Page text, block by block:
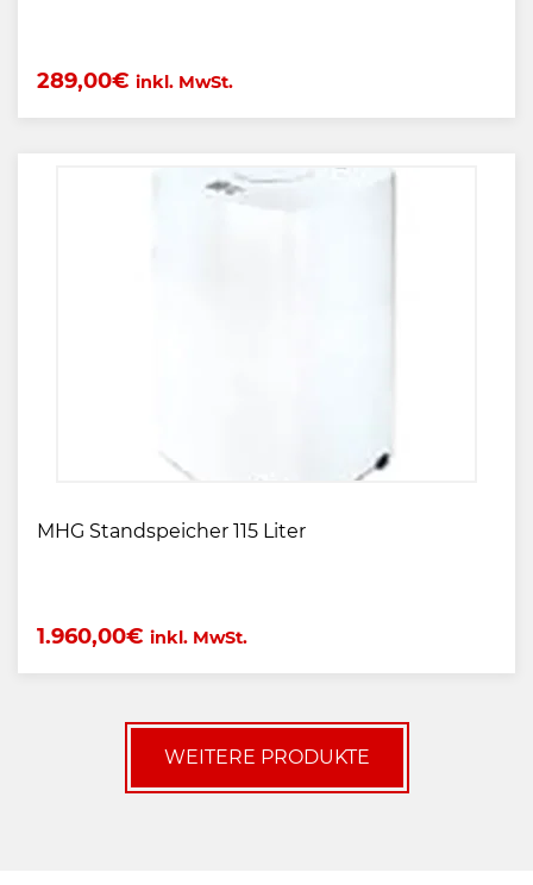
289,00€ inkl. MwSt.
MHG Standspeicher 115 Liter
1.960,00€ inkl. MwSt.
WEITERE PRODUKTE